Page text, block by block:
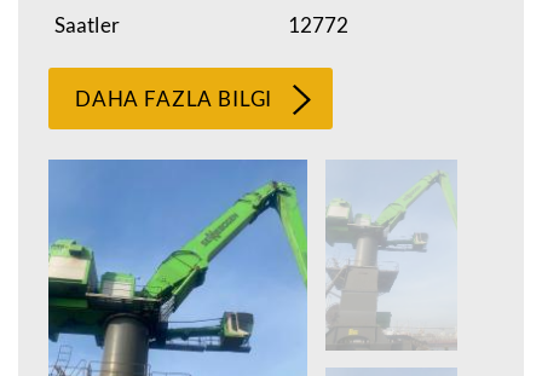
Saatler
12772
DAHA FAZLA BILGI